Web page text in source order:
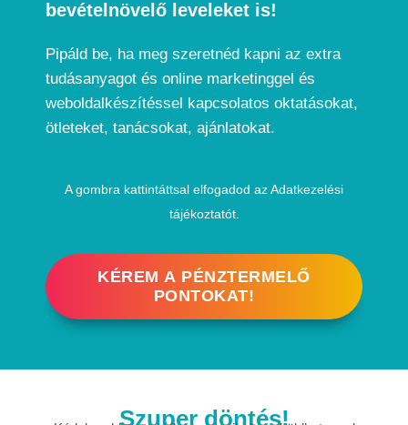
bevételnövelő leveleket is!
Pipáld be, ha meg szeretnéd kapni az extra
tudásanyagot és online marketinggel és
weboldalkészítéssel kapcsolatos oktatásokat,
ötleteket, tanácsokat, ajánlatokat.
A gombra kattintáttsal elfogadod az Adatkezelési
tájékoztatót.
KÉREM A PÉNZTERMELŐ
PONTOKAT!
Szuper döntés!